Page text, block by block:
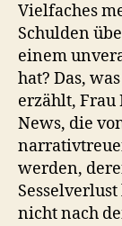
Vielfaches
Schulden
einem
hat? Das,
erzählt, Frau
News, die
werden,
nicht nach